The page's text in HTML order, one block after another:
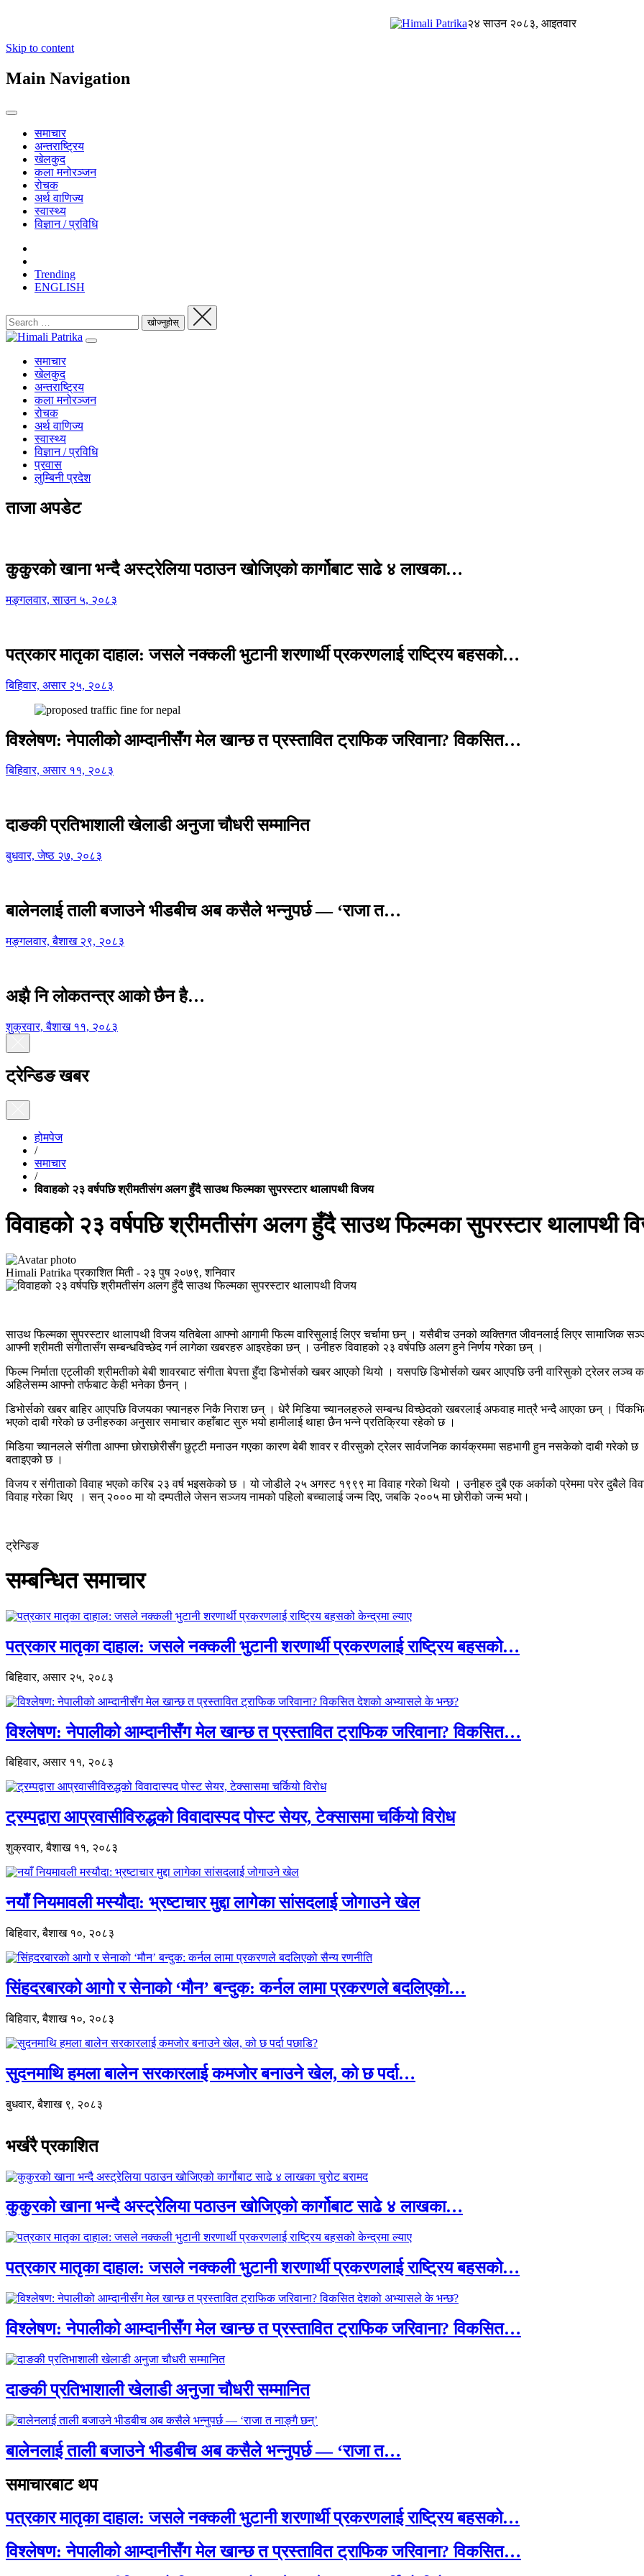
२४ साउन २०८३, आइतवार
Skip to content
Main Navigation
समाचार
अन्तराष्ट्रिय
खेलकुद
कला मनोरञ्जन
रोचक
अर्थ वाणिज्य
स्वास्थ्य
विज्ञान / प्रविधि
Trending
ENGLISH
समाचार
खेलकुद
अन्तराष्ट्रिय
कला मनोरञ्जन
रोचक
अर्थ वाणिज्य
स्वास्थ्य
विज्ञान / प्रविधि
प्रवास
लुम्बिनी प्रदेश
ताजा अपडेट
कुकुरको खाना भन्दै अस्ट्रेलिया पठाउन खोजिएको कार्गोबाट साढे ४ लाखका…
मङ्गलवार, साउन ५, २०८३
पत्रकार मातृका दाहाल: जसले नक्कली भुटानी शरणार्थी प्रकरणलाई राष्ट्रिय बहसको…
बिहिवार, असार २५, २०८३
विश्लेषण: नेपालीको आम्दानीसँग मेल खान्छ त प्रस्तावित ट्राफिक जरिवाना? विकसित…
बिहिवार, असार ११, २०८३
दाङकी प्रतिभाशाली खेलाडी अनुजा चौधरी सम्मानित
बुधवार, जेष्ठ २७, २०८३
बालेनलाई ताली बजाउने भीडबीच अब कसैले भन्नुपर्छ — ‘राजा त…
मङ्गलवार, बैशाख २९, २०८३
अझै नि लोकतन्त्र आको छैन है…
शुक्रवार, बैशाख ११, २०८३
ट्रेन्डिङ खबर
होमपेज
/
समाचार
/
विवाहको २३ वर्षपछि श्रीमतीसंग अलग हुँदै साउथ फिल्मका सुपरस्टार थालापथी विजय
विवाहको २३ वर्षपछि श्रीमतीसंग अलग हुँदै साउथ फिल्मका सुपरस्टार थालापथी
Himali Patrika प्रकाशित मिती - २३ पुष २०७९, शनिवार
साउथ फिल्मका सुपरस्टार थालापथी विजय यतिबेला आफ्नो आगामी फिल्म वारिसुलाई लिएर चर्चामा छन् । यसैबीच उनको व्यक्तिगत जीवनलाई लिएर सामाजिक
आफ्नी श्रीमती संगीतासँग सम्बन्धविच्छेद गर्न लागेका खबरहरु आइरहेका छन् । उनीहरु विवाहको २३ वर्षपछि अलग हुने निर्णय गरेका छन् ।
फिल्म निर्माता एट्लीकी श्रीमतीको बेबी शावरबाट संगीता बेपत्ता हुँदा डिभोर्सको खबर आएको थियो । यसपछि डिभोर्सको खबर आएपछि उनी वारिसुको ट्रेलर लञ्च
अहिलेसम्म आफ्नो तर्फबाट केही भनेका छैनन् ।
डिभोर्सको खबर बाहिर आएपछि विजयका फ्यानहरु निकै निराश छन् । धेरै मिडिया च्यानलहरुले सम्बन्ध विच्छेदको खबरलाई अफवाह मात्रै भन्दै आएका छन् ।
भएको दाबी गरेको छ उनीहरुका अनुसार समाचार कहाँबाट सुरु भयो हामीलाई थाहा छैन भन्ने प्रतिक्रिया रहेको छ ।
मिडिया च्यानलले संगीता आफ्ना छोराछोरीसँग छुट्टी मनाउन गएका कारण बेबी शावर र वीरसुको ट्रेलर सार्वजनिक कार्यक्रममा सहभागी हुन नसकेको दाबी गरेको
बताइएको छ ।
विजय र संगीताको विवाह भएको करिब २३ वर्ष भइसकेको छ । यो जोडीले २५ अगस्ट १९९९ मा विवाह गरेको थियो । उनीहरु दुबै एक अर्काको प्रेममा परेर दुबैले
विवाह गरेका थिए । सन् २००० मा यो दम्पतीले जेसन सञ्जय नामको पहिलो बच्चालाई जन्म दिए, जबकि २००५ मा छोरीको जन्म भयो।
ट्रेन्डिङ
सम्बन्धित समाचार
पत्रकार मातृका दाहाल: जसले नक्कली भुटानी शरणार्थी प्रकरणलाई राष्ट्रिय बहसको…
बिहिवार, असार २५, २०८३
विश्लेषण: नेपालीको आम्दानीसँग मेल खान्छ त प्रस्तावित ट्राफिक जरिवाना? विकसित…
बिहिवार, असार ११, २०८३
ट्रम्पद्वारा आप्रवासीविरुद्धको विवादास्पद पोस्ट सेयर, टेक्सासमा चर्कियो विरोध
शुक्रवार, बैशाख ११, २०८३
नयाँ नियमावली मस्यौदा: भ्रष्टाचार मुद्दा लागेका सांसदलाई जोगाउने खेल
बिहिवार, बैशाख १०, २०८३
सिंहदरबारको आगो र सेनाको ‘मौन’ बन्दुक: कर्नल लामा प्रकरणले बदलिएको…
बिहिवार, बैशाख १०, २०८३
सुदनमाथि हमला बालेन सरकारलाई कमजोर बनाउने खेल, को छ पर्दा…
बुधवार, बैशाख ९, २०८३
भर्खरै प्रकाशित
कुकुरको खाना भन्दै अस्ट्रेलिया पठाउन खोजिएको कार्गोबाट साढे ४ लाखका…
पत्रकार मातृका दाहाल: जसले नक्कली भुटानी शरणार्थी प्रकरणलाई राष्ट्रिय बहसको…
विश्लेषण: नेपालीको आम्दानीसँग मेल खान्छ त प्रस्तावित ट्राफिक जरिवाना? विकसित…
दाङकी प्रतिभाशाली खेलाडी अनुजा चौधरी सम्मानित
बालेनलाई ताली बजाउने भीडबीच अब कसैले भन्नुपर्छ — ‘राजा त…
समाचारबाट थप
पत्रकार मातृका दाहाल: जसले नक्कली भुटानी शरणार्थी प्रकरणलाई राष्ट्रिय बहसको…
विश्लेषण: नेपालीको आम्दानीसँग मेल खान्छ त प्रस्तावित ट्राफिक जरिवाना? विकसित…